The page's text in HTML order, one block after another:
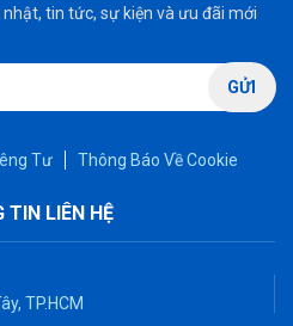
tin tức, sự kiện và ưu đãi mới
GỬI
TIN LIÊN HỆ
Tư Thông Báo Về Cookie
TP.HCM